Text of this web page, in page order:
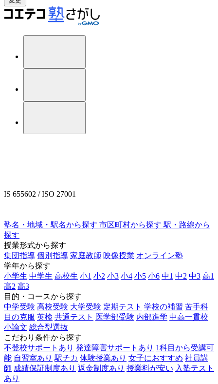
IS 655602 / ISO 27001
塾名・地域・駅名から探す 市区町村から探す 駅・路線から
探す
授業形式から探す
集団指導 個別指導 家庭教師 映像授業 オンライン塾
学年から探す
小学生 中学生 高校生 小1 小2 小3 小4 小5 小6 中1 中2 中3 高1
高2 高3
目的・コースから探す
中学受験 高校受験 大学受験 定期テスト 学校の補習 苦手科
目の克服 英検 共通テスト 医学部受験 内部進学 中高一貫校
小論文 総合型選抜
こだわり条件から探す
不登校サポートあり 発達障害サポートあり 1科目から受講可
能 自習室あり 駅チカ 体験授業あり 女子におすすめ 社員講
師 成績保証制度あり 返金制度あり 授業料が安い 入塾テスト
あり